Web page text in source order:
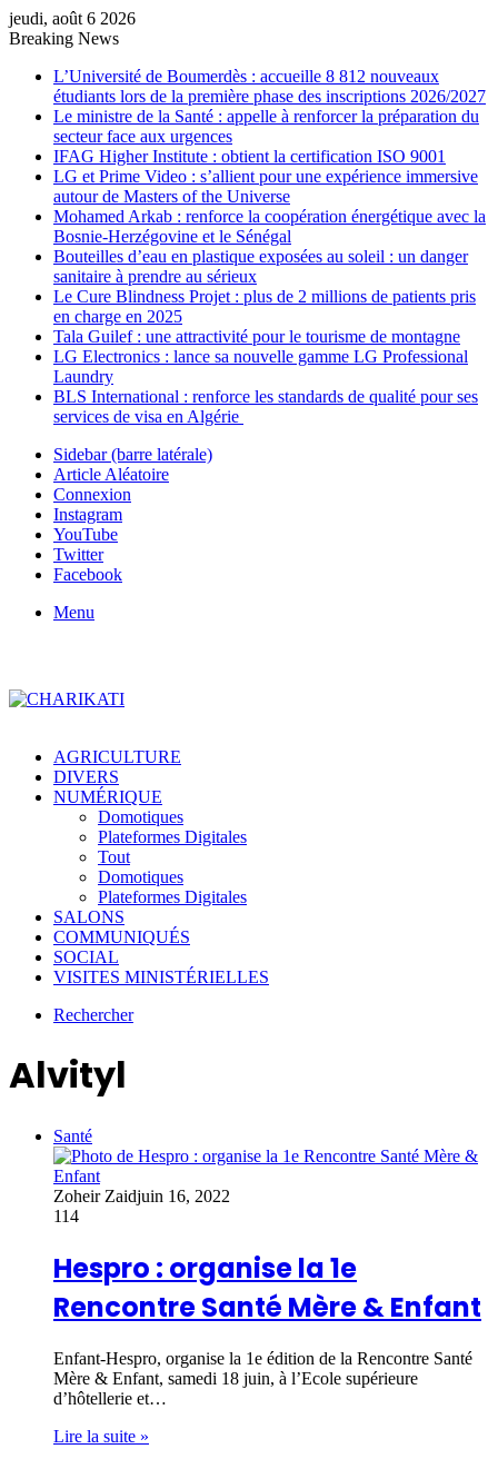
jeudi, août 6 2026
Breaking News
L’Université de Boumerdès : accueille 8 812 nouveaux
étudiants lors de la première phase des inscriptions 2026/2027
Le ministre de la Santé : appelle à renforcer la préparation du
secteur face aux urgences
IFAG Higher Institute : obtient la certification ISO 9001
LG et Prime Video : s’allient pour une expérience immersive
autour de Masters of the Universe
Mohamed Arkab : renforce la coopération énergétique avec la
Bosnie-Herzégovine et le Sénégal
Bouteilles d’eau en plastique exposées au soleil : un danger
sanitaire à prendre au sérieux
Le Cure Blindness Projet : plus de 2 millions de patients pris
en charge en 2025
Tala Guilef : une attractivité pour le tourisme de montagne
LG Electronics : lance sa nouvelle gamme LG Professional
Laundry
BLS International : renforce les standards de qualité pour ses
services de visa en Algérie
Sidebar (barre latérale)
Article Aléatoire
Connexion
Instagram
YouTube
Twitter
Facebook
Menu
AGRICULTURE
DIVERS
NUMÉRIQUE
Domotiques
Plateformes Digitales
Tout
Domotiques
Plateformes Digitales
SALONS
COMMUNIQUÉS
SOCIAL
VISITES MINISTÉRIELLES
Rechercher
Alvityl
Santé
Zoheir Zaidjuin 16, 2022
114
Hespro : organise la 1e
Rencontre Santé Mère & Enfant
Enfant-Hespro, organise la 1e édition de la Rencontre Santé
Mère & Enfant, samedi 18 juin, à l’Ecole supérieure
d’hôtellerie et…
Lire la suite »